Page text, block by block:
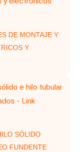
DE MONTAJE Y
Y
SÓLIDO
FUNDENTE